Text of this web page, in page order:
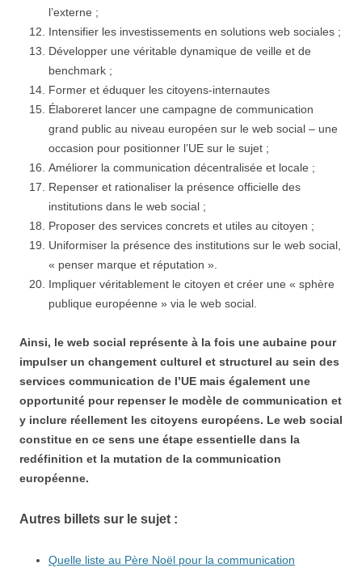
l’externe ;
Intensifier les investissements en solutions web sociales ;
Développer une véritable dynamique de veille et de
benchmark ;
Former et éduquer les citoyens-internautes
Élaboreret lancer une campagne de communication
grand public au niveau européen sur le web social – une
occasion pour positionner l’UE sur le sujet ;
Améliorer la communication décentralisée et locale ;
Repenser et rationaliser la présence officielle des
institutions dans le web social ;
Proposer des services concrets et utiles au citoyen ;
Uniformiser la présence des institutions sur le web social,
« penser marque et réputation ».
Impliquer véritablement le citoyen et créer une « sphère
publique européenne » via le web social.
Ainsi, le web social représente à la fois une aubaine pour
impulser un changement culturel et structurel au sein des
services communication de l’UE mais également une
opportunité pour repenser le modèle de communication et
y inclure réellement les citoyens européens. Le web social
constitue en ce sens une étape essentielle dans la
redéfinition et la mutation de la communication
européenne.
Autres billets sur le sujet :
Quelle liste au Père Noël pour la communication